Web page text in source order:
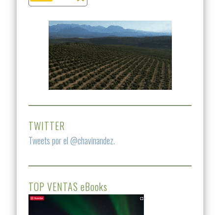
TWITTER
Tweets por el @chavinandez.
TOP VENTAS eBooks